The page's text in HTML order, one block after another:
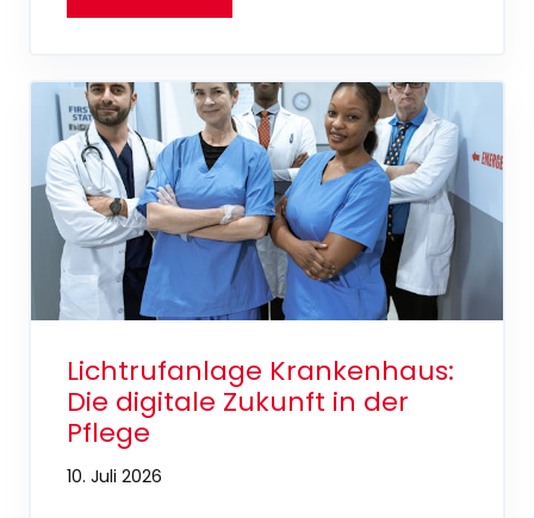
Lichtrufanlage Krankenhaus:
Die digitale Zukunft in der
Pflege
10. Juli 2026